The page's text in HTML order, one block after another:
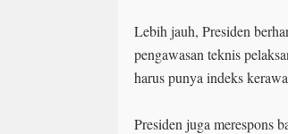
Lebih jauh, Presiden
pengawasan teknis
harus punya indeks
Presiden juga merespons